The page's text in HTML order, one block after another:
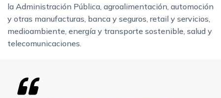
la Administración Pública, agroalimentación, automoción
y otras manufacturas, banca y seguros, retail y servicios,
medioambiente, energía y transporte sostenible, salud y
telecomunicaciones.